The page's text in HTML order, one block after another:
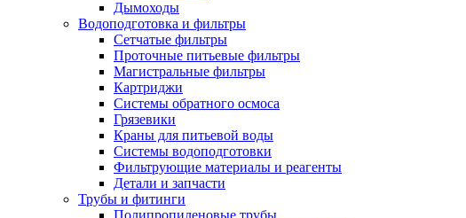
Дымоходы
Водоподготовка и фильтры
Сетчатые фильтры
Проточные питьевые фильтры
Магистральные фильтры
Картриджи
Системы обратного осмоса
Грязевики
Краны для питьевой воды
Системы водоподготовки
Фильтрующие материалы и реагенты
Детали и запчасти
Трубы и фитинги
Полипропиленовые трубы